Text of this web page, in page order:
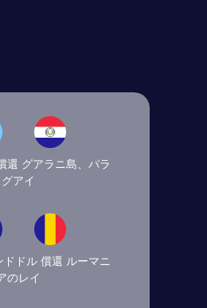
還 グアラニ島、パラ
グアイ
ドドル 償還 ルーマニ
のレイ